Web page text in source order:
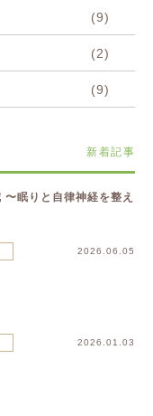
(9)
(2)
(9)
新着記事
〜眠りと自律神経を整え
2026.06.05
2026.01.03